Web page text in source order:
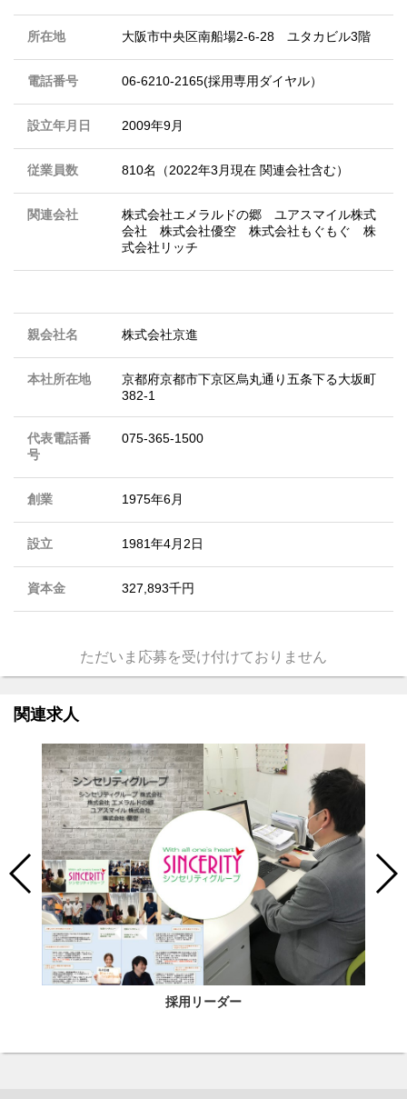
所在地 大阪市中央区南船場2-6-28 ユタカビル3階
電話番号 06-6210-2165(採用専用ダイヤル）
設立年月日 2009年9月
従業員数 810名（2022年3月現在 関連会社含む）
関連会社
株式会社エメラルドの郷 ユアスマイル株式
会社 株式会社優空 株式会社もぐもぐ 株
式会社リッチ
親会社名 株式会社京進
本社所在地
京都府京都市下京区烏丸通り五条下る大坂町
382-1
代表電話番
号
075-365-1500
創業 1975年6月
設立 1981年4月2日
資本金 327,893千円
ただいま応募を受け付けておりません
関連求人
採用リーダー